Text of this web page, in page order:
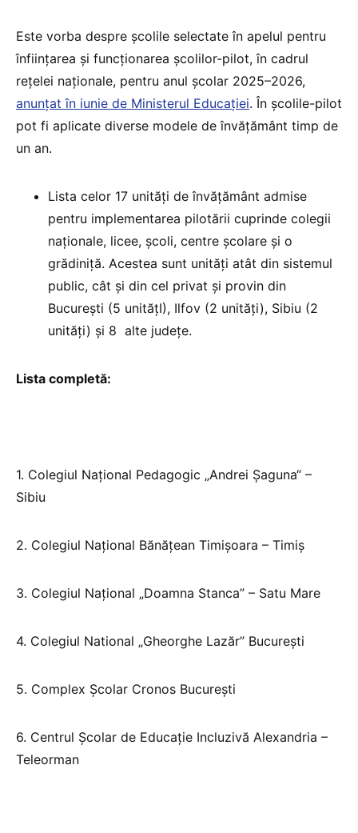
Este vorba despre școlile selectate în apelul pentru
înființarea și funcționarea școlilor-pilot, în cadrul
rețelei naționale, pentru anul școlar 2025–2026,
anunțat în iunie de Ministerul Educației. În școlile-pilot
pot fi aplicate diverse modele de învățământ timp de
un an.
Lista celor 17 unități de învățământ admise
pentru implementarea pilotării cuprinde colegii
naționale, licee, școli, centre școlare și o
grădiniță. Acestea sunt unități atât din sistemul
public, cât și din cel privat și provin din
București (5 unitățI), Ilfov (2 unități), Sibiu (2
unități) și 8 alte județe.
Lista completă:
1. Colegiul Național Pedagogic „Andrei Şaguna“ –
Sibiu
2. Colegiul Național Bănățean Timișoara – Timiș
3. Colegiul Național „Doamna Stanca” – Satu Mare
4. Colegiul National „Gheorghe Lazăr” București
5. Complex Școlar Cronos București
6. Centrul Şcolar de Educaţie Incluzivă Alexandria –
Teleorman